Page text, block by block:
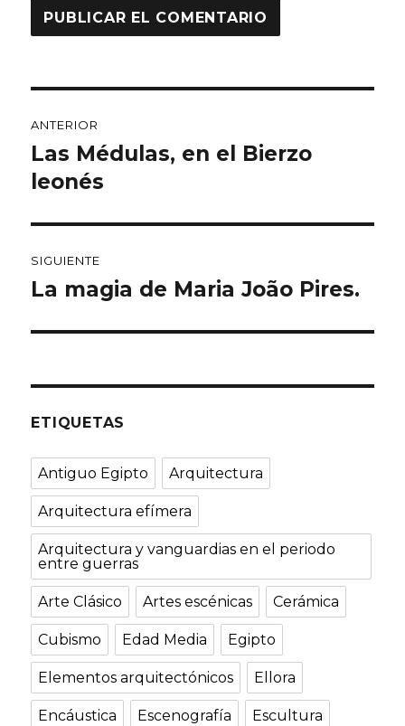
de
entradas
ANTERIOR
Entrada
anterior:
Las Médulas, en el Bierzo
leonés
SIGUIENTE
Entrada
La magia de Maria João Pires.
ETIQUETAS
Antiguo Egipto Arquitectura
Arquitectura efímera
Arquitectura y vanguardias en el periodo
entre guerras
Arte Clásico Artes escénicas Cerámica
Cubismo Edad Media Egipto
Elementos arquitectónicos Ellora
Encáustica Escenografía Escultura